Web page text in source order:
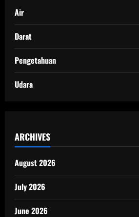
Air
Darat
Pengetahuan
Udara
ARCHIVES
August 2026
July 2026
June 2026